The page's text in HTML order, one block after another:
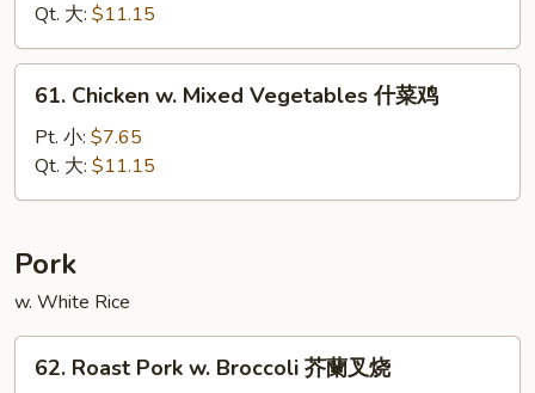
鸡
Qt. 大: $11.15
Chicken
Mixed
Vegetables
菜
鸡
61. Chicken w. Mixed Vegetables 什菜鸡
Pt. 小: $7.65
Qt. 大: $11.15
Pork
w. White Rice
Roast
62. Roast Pork w. Broccoli 芥蘭叉烧